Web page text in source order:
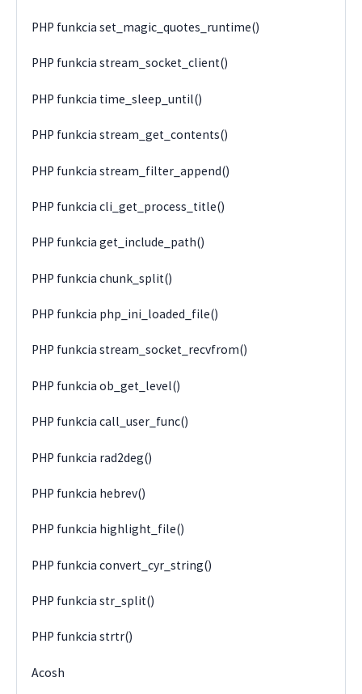
PHP funkcia set_magic_quotes_runtime()
PHP funkcia stream_socket_client()
PHP funkcia time_sleep_until()
PHP funkcia stream_get_contents()
PHP funkcia stream_filter_append()
PHP funkcia cli_get_process_title()
PHP funkcia get_include_path()
PHP funkcia chunk_split()
PHP funkcia php_ini_loaded_file()
PHP funkcia stream_socket_recvfrom()
PHP funkcia ob_get_level()
PHP funkcia call_user_func()
PHP funkcia rad2deg()
PHP funkcia hebrev()
PHP funkcia highlight_file()
PHP funkcia convert_cyr_string()
PHP funkcia str_split()
PHP funkcia strtr()
Acosh